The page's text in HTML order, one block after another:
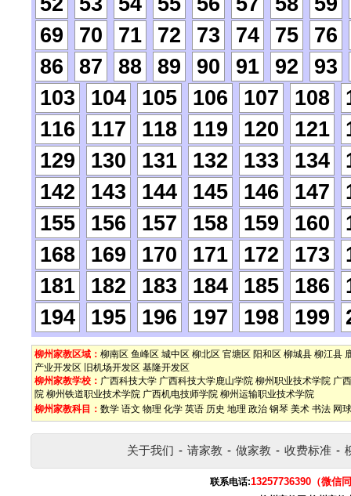
69
70 71 72 73 74 75
76
86
87 88 89 90 91 92
93
103
104 105 106 107 108
116
117 118 119 120 121
129
130 131 132 133 134
142
143 144 145 146 147
155
156 157 158 159 160
168
169 170 171 172 173
181
182 183 184 185 186
194
195 196 197 198 199
柳州家教区域： 柳南区 鱼峰区 城中区 柳北区 官塘区 阳和区 柳城县 柳江县
产业开发区
旧机场开发区 基隆开发区
柳州家教学校： 广西科技大学 广西科技大学鹿山学院 柳州职业技术学院 广
院 柳州铁道职业技术学院 广西机电技师学院 柳州运输职业技术学院
柳州家教科目： 数学 语文 物理 化学 英语 历史 地理 政治 钢琴 美术 书法 网球
关于我们 - 请家教 - 做家教 - 收费标准 -
联系电话:13257736390（微信